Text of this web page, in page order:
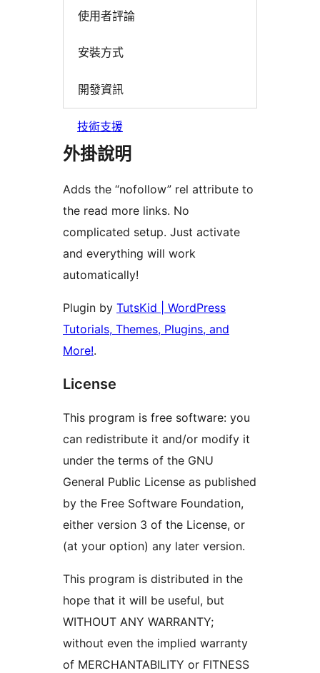
使用者評論
安裝方式
開發資訊
技術支援
外掛說明
Adds the “nofollow” rel attribute to
the read more links. No
complicated setup. Just activate
and everything will work
automatically!
Plugin by TutsKid | WordPress
Tutorials, Themes, Plugins, and
More!.
License
This program is free software: you
can redistribute it and/or modify it
under the terms of the GNU
General Public License as published
by the Free Software Foundation,
either version 3 of the License, or
(at your option) any later version.
This program is distributed in the
hope that it will be useful, but
WITHOUT ANY WARRANTY;
without even the implied warranty
of MERCHANTABILITY or FITNESS